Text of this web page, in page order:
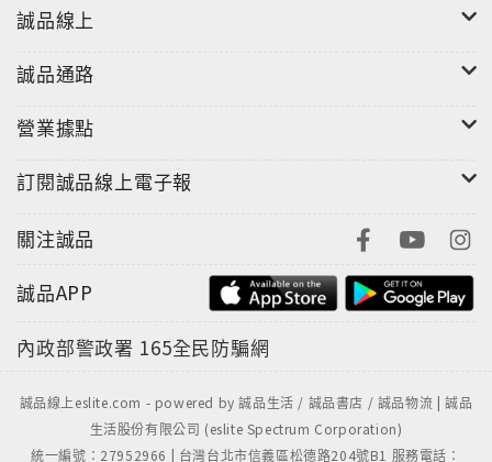
誠品線上
誠品通路
營業據點
訂閱誠品線上電子報
關注誠品
誠品APP
內政部警政署 165全民防騙網
誠品線上eslite.com - powered by 誠品生活 / 誠品書店 / 誠品物流 | 誠品
生活股份有限公司 (eslite Spectrum Corporation)
統一編號：27952966 | 台灣台北市信義區松德路204號B1 服務電話：